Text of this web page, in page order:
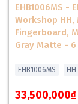
Neck / Bridge
Pickup
Pickup Selector
EHB1006MS -
Workshop HH,
Fingerboard,
Gray Matte -
EHB1006MS HH
33,500,000đ